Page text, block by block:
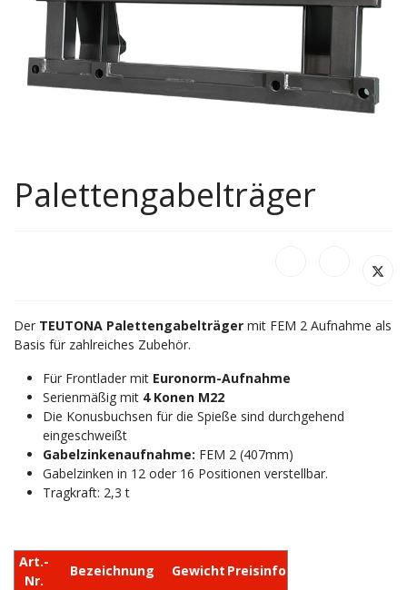
Palettengabelträger
Der TEUTONA Palettengabelträger mit FEM 2 Aufnahme als
Basis für zahlreiches Zubehör.
Für Frontlader mit Euronorm-Aufnahme
Serienmäßig mit 4 Konen M22
Die Konusbuchsen für die Spieße sind durchgehend
eingeschweißt
Gabelzinkenaufnahme: FEM 2 (407mm)
Gabelzinken in 12 oder 16 Positionen verstellbar.
Tragkraft: 2,3 t
Art.-
Nr.
Bezeichnung Gewicht Preisinfo